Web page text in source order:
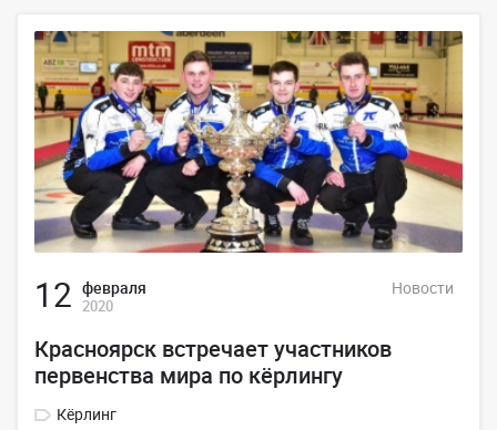
12 февраля
2020
Новости
Красноярск встречает участников
первенства мира по кёрлингу
Кёрлинг